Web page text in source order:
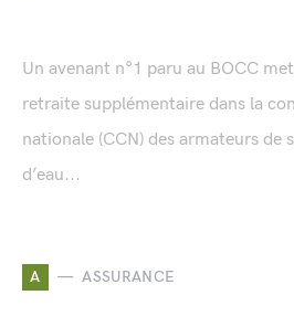
Un avenant n°1 paru au BOCC
retraite supplémentaire dans la
nationale (CCN) des armateurs de
d’eau...
A ASSURANCE